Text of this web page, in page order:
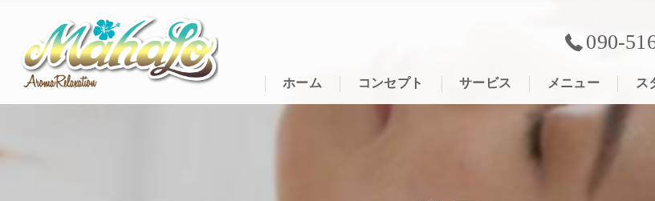
090-
ホーム コンセプト サービス メニュー ス